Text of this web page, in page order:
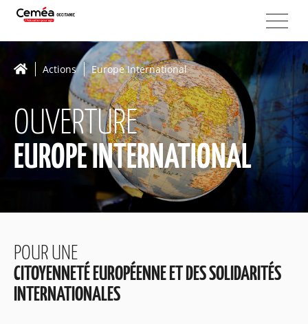
Actions Europe International
OUVERTURE
EUROPE INTERNATIONAL
POUR UNE
CITOYENNETÉ EUROPÉENNE ET DES SOLIDARITÉS
INTERNATIONALES